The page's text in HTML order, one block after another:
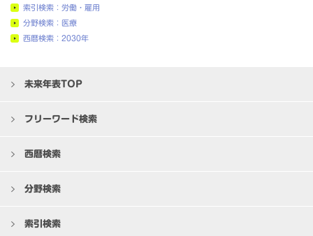
索引検索：労働・雇用
分野検索：医療
西暦検索：2030年
未来年表TOP
フリーワード検索
西暦検索
分野検索
索引検索